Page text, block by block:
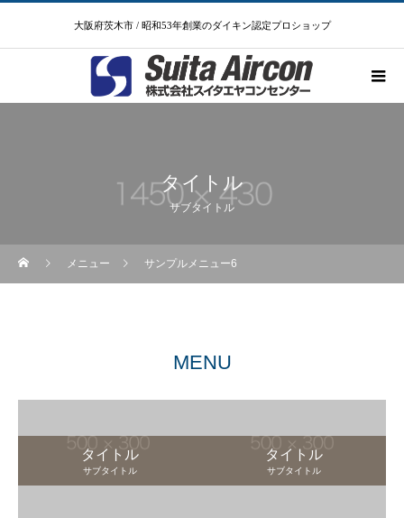
大阪府茨木市 / 昭和53年創業のダイキン認定プロショップ
タイトル
サブタイトル
メニュー サンプルメニュー6
MENU
タイトル
サブタイトル
タイトル
サブタイトル